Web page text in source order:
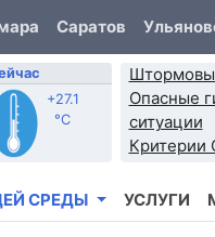
Саратов
+27.1
°C
Опасные
ситуации
Критерии
СРЕДЫ УСЛУГИ